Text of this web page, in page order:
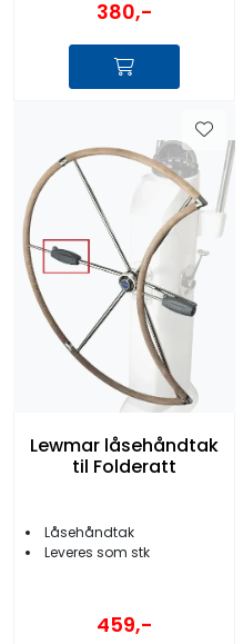
380,-
Lewmar låsehåndtak
til Folderatt
Låsehåndtak
Leveres som stk
459,-